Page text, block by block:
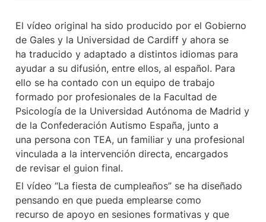
El vídeo original ha sido producido por el Gobierno
de Gales y la Universidad de Cardiff y ahora se
ha traducido y adaptado a distintos idiomas para
ayudar a su difusión, entre ellos, al español. Para
ello se ha contado con un equipo de trabajo
formado por profesionales de la Facultad de
Psicología de la Universidad Autónoma de Madrid y
de la Confederación Autismo España, junto a
una persona con TEA, un familiar y una profesional
vinculada a la intervención directa, encargados
de revisar el guion final.
El vídeo “La fiesta de cumpleaños” se ha diseñado
pensando en que pueda emplearse como
recurso de apoyo en sesiones formativas y que